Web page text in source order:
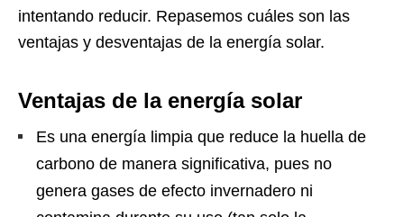
intentando reducir. Repasemos cuáles son las
ventajas y desventajas de la energía solar.
Ventajas de la energía solar
Es una energía limpia que reduce la huella de
carbono de manera significativa, pues no
genera gases de efecto invernadero ni